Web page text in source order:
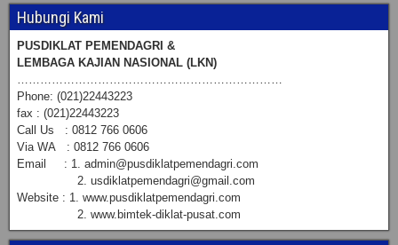
Hubungi Kami
PUSDIKLAT PEMENDAGRI &
LEMBAGA KAJIAN NASIONAL (LKN)
Phone: (021)22443223
fax : (021)22443223
Call Us : 0812 766 0606
Via WA : 0812 766 0606
Email : 1. admin@pusdiklatpemendagri.com
2. usdiklatpemendagri@gmail.com
Website : 1. www.pusdiklatpemendagri.com
2. www.bimtek-diklat-pusat.com